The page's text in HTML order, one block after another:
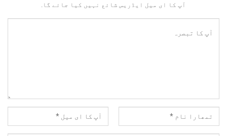
آپ کا ای میل ایڈریس شائع نہیں کیا جائے گا.